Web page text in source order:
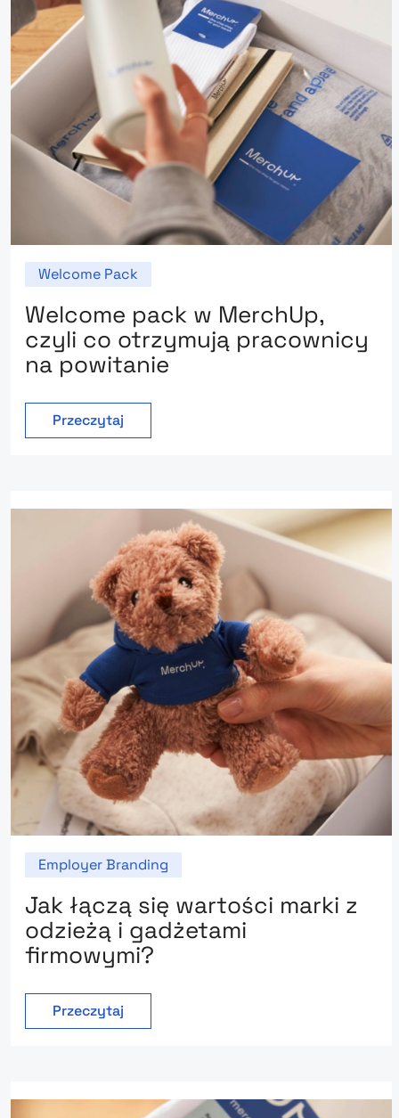
Welcome Pack
Welcome pack w MerchUp,
czyli co otrzymują pracownicy
na powitanie
Przeczytaj
Employer Branding
Jak łączą się wartości marki z
odzieżą i gadżetami
firmowymi?
Przeczytaj